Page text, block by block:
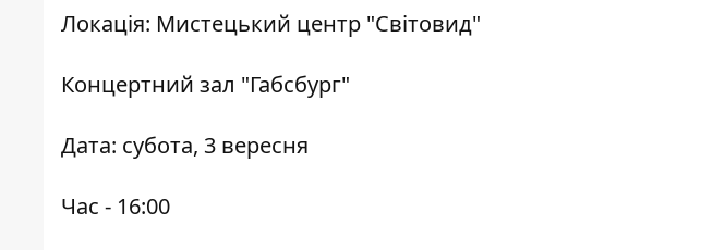
Локація: Мистецький центр "Світовид"
Концертний зал "Габсбург"
Дата: субота, 3 вересня
Час - 16:00